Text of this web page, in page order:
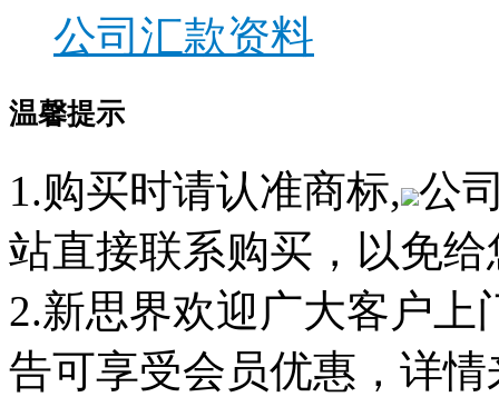
公司汇款资料
温馨提示
1.购买时请认准商标, 公
站直接联系购买，以免
2.新思界欢迎广大客户
告可享受会员优惠，详